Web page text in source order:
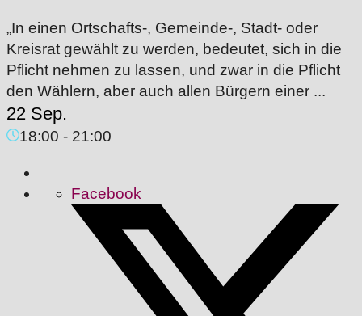
„In einen Ortschafts-, Gemeinde-, Stadt- oder
Kreisrat gewählt zu werden, bedeutet, sich in die
Pflicht nehmen zu lassen, und zwar in die Pflicht
den Wählern, aber auch allen Bürgern einer ...
22 Sep.
18:00 - 21:00
Facebook